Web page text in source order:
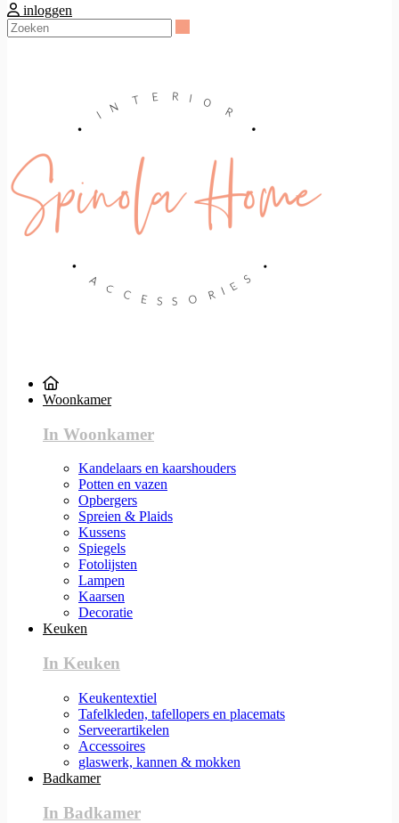
inloggen
Woonkamer
In Woonkamer
Kandelaars en kaarshouders
Potten en vazen
Opbergers
Spreien & Plaids
Kussens
Spiegels
Fotolijsten
Lampen
Kaarsen
Decoratie
Keuken
In Keuken
Keukentextiel
Tafelkleden, tafellopers en placemats
Serveerartikelen
Accessoires
glaswerk, kannen & mokken
Badkamer
In Badkamer